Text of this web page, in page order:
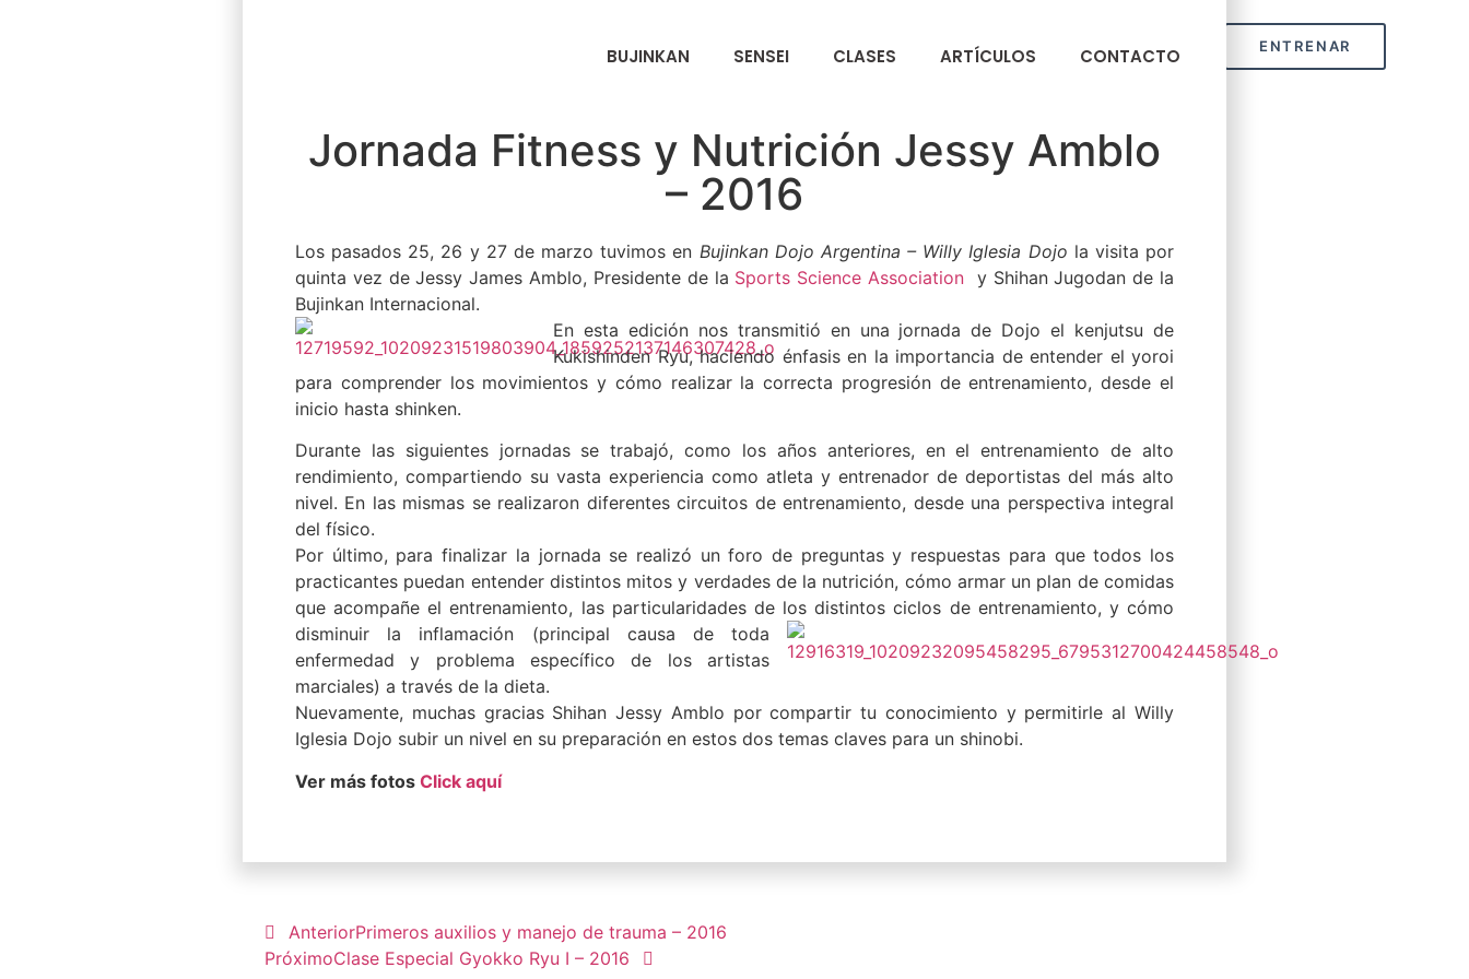
BUJINKAN SENSEI CLASES ARTÍCULOS CONTACTO ENTRENAR
Jornada Fitness y Nutrición Jessy Amblo
– 2016
Los pasados 25, 26 y 27 de marzo tuvimos en Bujinkan Dojo Argentina – Willy Iglesia Dojo la visita por
quinta vez de Jessy James Amblo, Presidente de la Sports Science Association y Shihan Jugodan de la
Bujinkan Internacional.
En esta edición nos transmitió en una jornada de Dojo el kenjutsu de
Kukishinden Ryu, haciendo énfasis en la importancia de entender el yoroi
para comprender los movimientos y cómo realizar la correcta progresión de entrenamiento, desde el
inicio hasta shinken.
Durante las siguientes jornadas se trabajó, como los años anteriores, en el entrenamiento de alto
rendimiento, compartiendo su vasta experiencia como atleta y entrenador de deportistas del más alto
nivel. En las mismas se realizaron diferentes circuitos de entrenamiento, desde una perspectiva integral
del físico.
Por último, para finalizar la jornada se realizó un foro de preguntas y respuestas para que todos los
practicantes puedan entender distintos mitos y verdades de la nutrición, cómo armar un plan de comidas
que acompañe el entrenamiento, las particularidades de los distintos ciclos de entrenamiento, y cómo
disminuir la inflamación (principal causa de toda
enfermedad y problema específico de los artistas
marciales) a través de la dieta.
Nuevamente, muchas gracias Shihan Jessy Amblo por compartir tu conocimiento y permitirle al Willy
Iglesia Dojo subir un nivel en su preparación en estos dos temas claves para un shinobi.
Ver más fotos Click aquí
AnteriorPrimeros auxilios y manejo de trauma – 2016
PróximoClase Especial Gyokko Ryu I – 2016